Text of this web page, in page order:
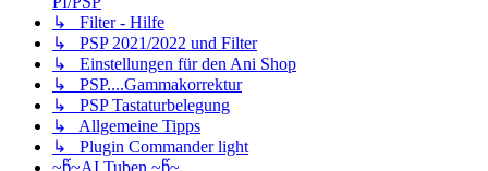
↳ Filter - Hilfe
↳ PSP 2021/2022 und Filter
↳ Einstellungen für den Ani Shop
↳ PSP....Gammakorrektur
↳ PSP Tastaturbelegung
↳ Allgemeine Tipps
↳ Plugin Commander light